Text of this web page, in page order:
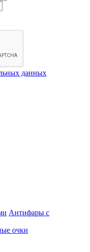
данных
Антифары с
очки